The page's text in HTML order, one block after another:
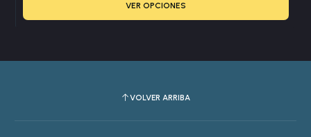
VER OPCIONES
VOLVER ARRIBA